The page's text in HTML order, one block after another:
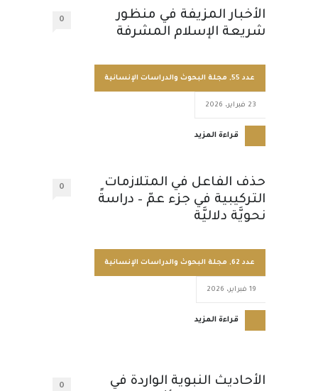
الأخبار المزيفة في منظور
شريعة الإسلام المشرفة
0
عدد 55 , مجلة البحوث والدراسات الإنسانية
23 فبراير، 2026
قراءة المزيد
حذف الفاعل في المتلازمات
التركيبية في جزء عمّ – دراسةً
نحويَّة دلاليَّة
0
عدد 62 , مجلة البحوث والدراسات الإنسانية
19 فبراير، 2026
قراءة المزيد
الأحاديث النبوية الواردة في
0